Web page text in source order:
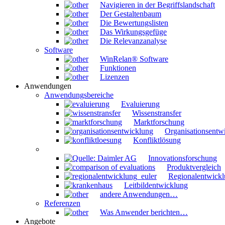
Navigieren in der Begriffslandschaft
Der Gestaltenbaum
Die Bewertungslisten
Das Wirkungsgefüge
Die Relevanzanalyse
Software
WinRelan® Software
Funktionen
Lizenzen
Anwendungen
Anwendungsbereiche
Evaluierung
Wissenstransfer
Marktforschung
Konfliktlösung
Innovationsforschung
Produktvergleich
Leitbildentwicklung
andere Anwendungen…
Referenzen
Was Anwender berichten…
Angebote